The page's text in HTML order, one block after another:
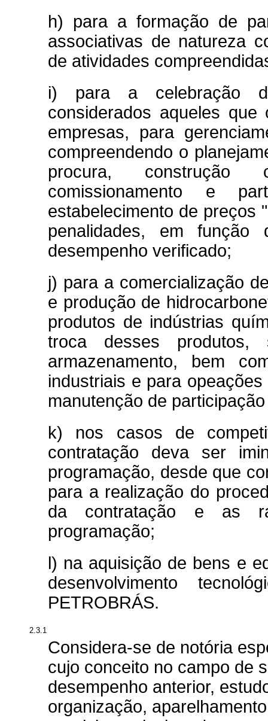
h) para a formação de
associativas de natureza
de atividades
i) para a celebração
considerados aqueles
empresas, para
compreendendo o
procura, construção
comissionamento e
estabelecimento de preços
penalidades, em
desempenho verificado;
j) para a comercialização
e produção de
produtos de indústrias
troca desses produtos,
armazenamento, bem
industriais e para
manutenção de
k) nos casos de
contratação deva ser
programação, desde que
para a realização do
da contratação e as
programação;
l) na aquisição de bens e
desenvolvimento
PETROBRÁS.
2.3.1
Considera-se de notória
cujo conceito no campo de
desempenho anterior,
organização,